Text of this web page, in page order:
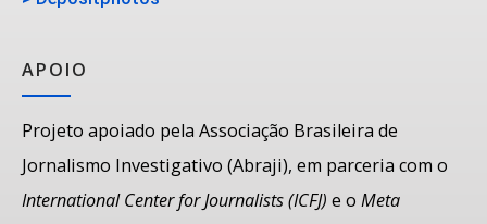
APOIO
Projeto apoiado pela Associação Brasileira de
Jornalismo Investigativo (Abraji), em parceria com o
International Center for Journalists (ICFJ) e o Meta